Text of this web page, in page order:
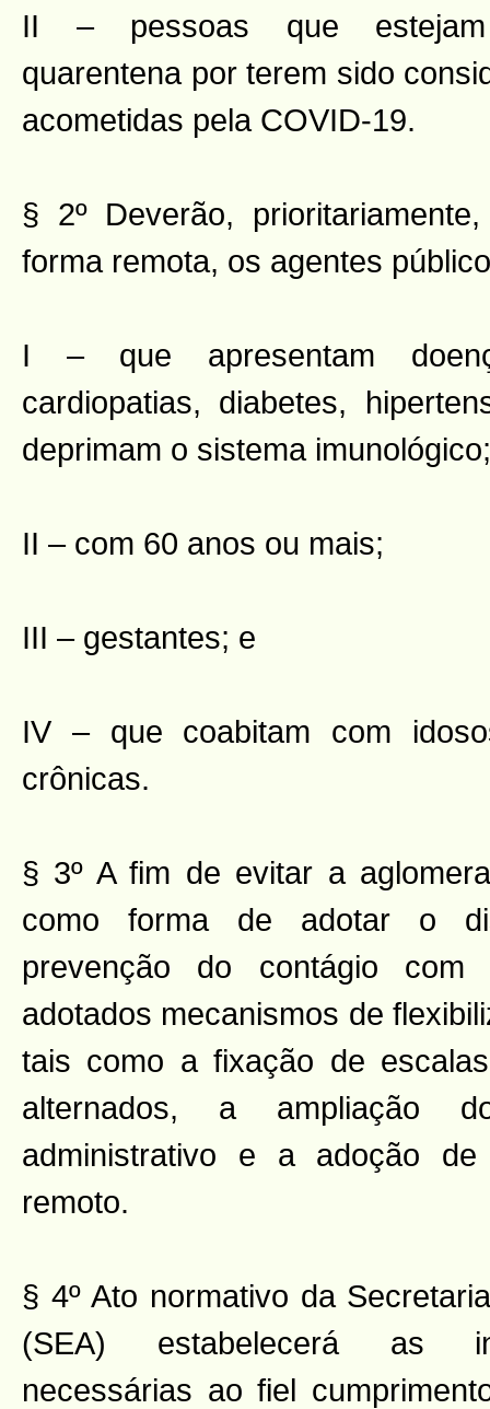
II – pessoas que
quarentena por terem sido
acometidas pela COVID-19.
§ 2º Deverão,
forma remota, os agentes
I – que apresentam
cardiopatias, diabetes,
deprimam o sistema imunológico;
II – com 60 anos ou mais;
III – gestantes; e
IV – que coabitam com
crônicas.
§ 3º A fim de evitar a
como forma de adotar o
prevenção do contágio
adotados mecanismos de
tais como a fixação de
alternados, a ampliação
administrativo e a adoção
remoto.
§ 4º Ato normativo da
(SEA) estabelecerá as
necessárias ao fiel